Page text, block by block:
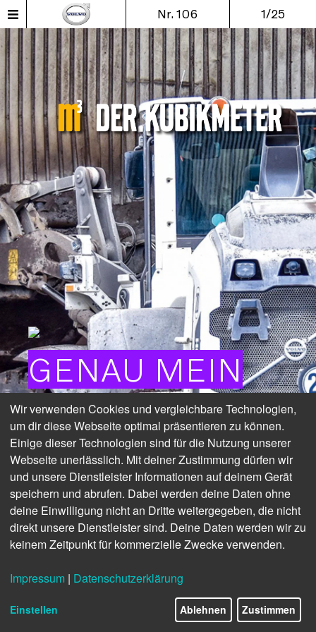
Nr. 106 1/25
GENAU MEIN
DING
Bei Remondis werden die Maschinenfahrer
aktiv in die Entscheidung für neue
Maschinen eingebunden – schließlich
werden sie diese später bedienen.
Wir verwenden Cookies und vergleichbare Technologien,
um dir diese Webseite optimal präsentieren zu können.
Einige dieser Technologien sind für die Nutzung unserer
Webseite unerlässlich. Mit deiner Zustimmung dürfen wir
und unsere Dienstleister Informationen auf deinem Gerät
speichern und abrufen. Dabei werden deine Daten ohne
deine Einwilligung nicht an Dritte weitergegeben, die nicht
direkt unsere Dienstleister sind. Deine Daten werden wir zu
keinem Zeitpunkt für kommerzielle Zwecke verwenden.
Impressum | Datenschutzerklärung
Einstellen Ablehnen Zustimmen